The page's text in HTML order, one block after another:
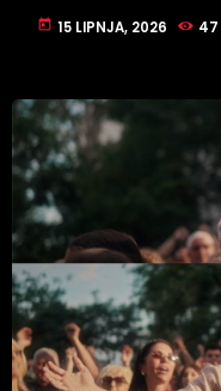
today 15 LIPNJA, 2026 47